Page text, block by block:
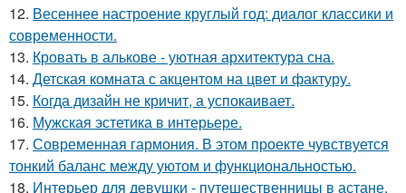
12. Весеннее настроение круглый год: диалог классики и
современности.
13. Кровать в алькове - уютная архитектура сна.
14. Детская комната с акцентом на цвет и фактуру.
15. Когда дизайн не кричит, а успокаивает.
16. Мужская эстетика в интерьере.
17. Современная гармония. В этом проекте чувствуется
тонкий баланс между уютом и функциональностью.
18. Интерьер для девушки - путешественницы в астане.